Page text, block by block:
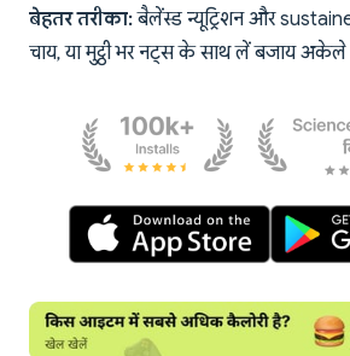
बेहतर तरीका:बैलेंस्ड न्यूट्रिशन और
चाय, या मुट्ठी भर नट्स के साथ लें बजाय